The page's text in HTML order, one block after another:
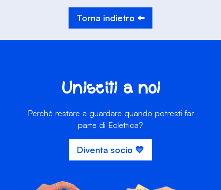
Torna indietro ⬅️
Unisciti a noi
Perché restare a guardare quando potresti far
parte di Eclettica?
Diventa socio 💙